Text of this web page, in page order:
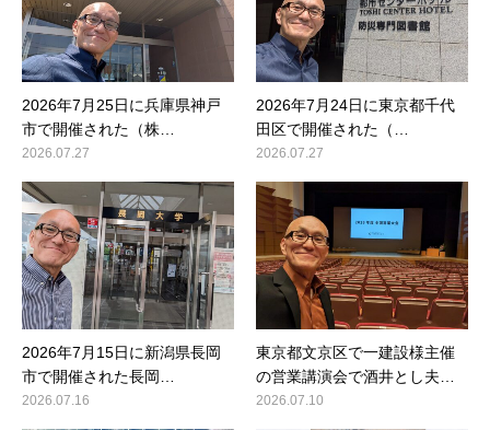
2026年7月25日に兵庫県神戸
市で開催された（株…
2026.07.27
2026年7月24日に東京都千代
田区で開催された（…
2026.07.27
2026年7月15日に新潟県長岡
市で開催された長岡…
2026.07.16
東京都文京区で一建設様主催
の営業講演会で酒井とし夫…
2026.07.10